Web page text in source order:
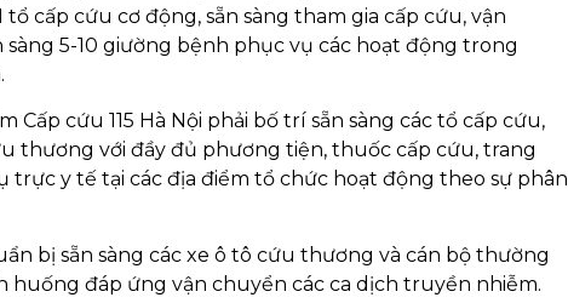
cấp cứu cơ động, sẵn sàng tham gia cấp cứu, vận
5-10 giường bệnh phục vụ các hoạt động trong
cứu 115 Hà Nội phải bố trí sẵn sàng các tổ cấp cứu,
thương với đầy đủ phương tiện, thuốc cấp cứu, trang
y tế tại các địa điểm tổ chức hoạt động theo sự phân
bị sẵn sàng các xe ô tô cứu thương và cán bộ thường
đáp ứng vận chuyển các ca dịch truyền nhiễm.